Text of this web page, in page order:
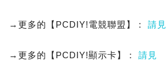
→更多的【PCDIY!電競聯盟】： 請見
→更多的【PCDIY!顯示卡】： 請見